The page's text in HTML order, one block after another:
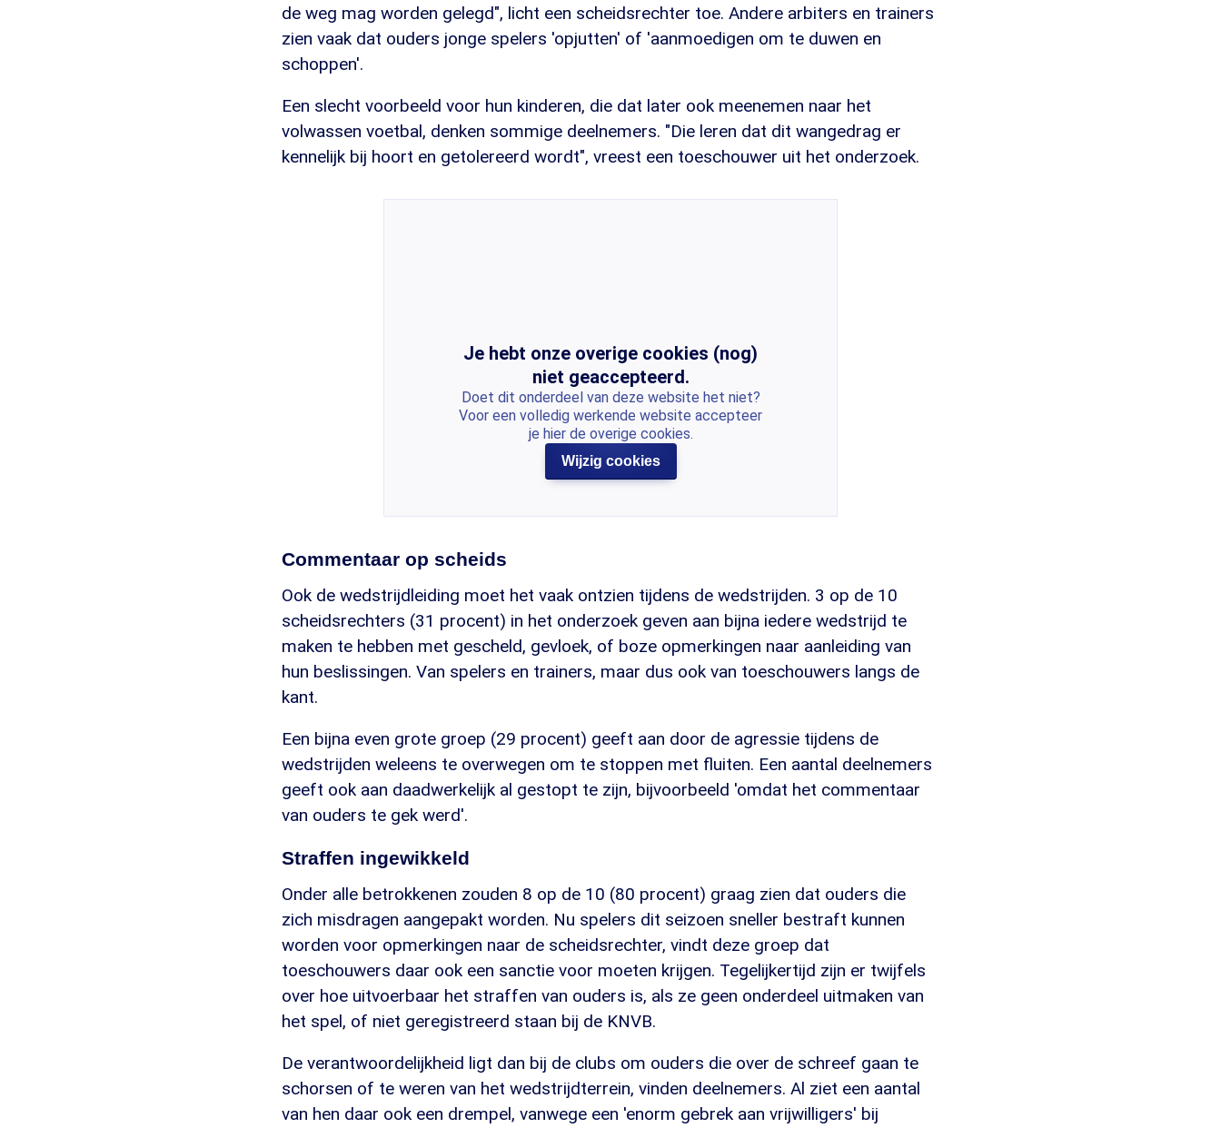
de weg mag worden gelegd", licht een scheidsrechter toe. Andere arbiters en trainers
zien vaak dat ouders jonge spelers 'opjutten' of 'aanmoedigen om te duwen en
schoppen'.
Een slecht voorbeeld voor hun kinderen, die dat later ook meenemen naar het
volwassen voetbal, denken sommige deelnemers. "Die leren dat dit wangedrag er
kennelijk bij hoort en getolereerd wordt", vreest een toeschouwer uit het onderzoek.
Je hebt onze overige cookies (nog)
niet geaccepteerd.
Doet dit onderdeel van deze website het niet?
Voor een volledig werkende website accepteer
je hier de overige cookies.
Wijzig cookies
Commentaar op scheids
Ook de wedstrijdleiding moet het vaak ontzien tijdens de wedstrijden. 3 op de 10
scheidsrechters (31 procent) in het onderzoek geven aan bijna iedere wedstrijd te
maken te hebben met gescheld, gevloek, of boze opmerkingen naar aanleiding van
hun beslissingen. Van spelers en trainers, maar dus ook van toeschouwers langs de
kant.
Een bijna even grote groep (29 procent) geeft aan door de agressie tijdens de
wedstrijden weleens te overwegen om te stoppen met fluiten. Een aantal deelnemers
geeft ook aan daadwerkelijk al gestopt te zijn, bijvoorbeeld 'omdat het commentaar
van ouders te gek werd'.
Straffen ingewikkeld
Onder alle betrokkenen zouden 8 op de 10 (80 procent) graag zien dat ouders die
zich misdragen aangepakt worden. Nu spelers dit seizoen sneller bestraft kunnen
worden voor opmerkingen naar de scheidsrechter, vindt deze groep dat
toeschouwers daar ook een sanctie voor moeten krijgen. Tegelijkertijd zijn er twijfels
over hoe uitvoerbaar het straffen van ouders is, als ze geen onderdeel uitmaken van
het spel, of niet geregistreerd staan bij de KNVB.
De verantwoordelijkheid ligt dan bij de clubs om ouders die over de schreef gaan te
schorsen of te weren van het wedstrijdterrein, vinden deelnemers. Al ziet een aantal
van hen daar ook een drempel, vanwege een 'enorm gebrek aan vrijwilligers' bij